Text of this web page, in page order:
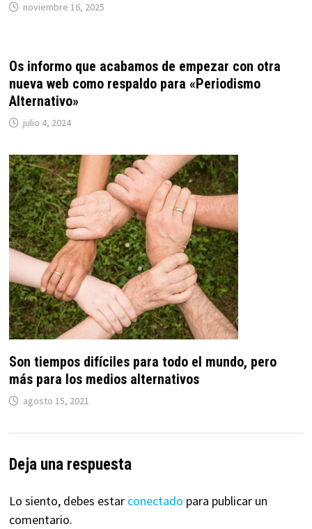
noviembre 16, 2025
Os informo que acabamos de empezar con otra
nueva web como respaldo para «Periodismo
Alternativo»
julio 4, 2024
Son tiempos difíciles para todo el mundo, pero
más para los medios alternativos
agosto 15, 2021
Deja una respuesta
Lo siento, debes estar conectado para publicar un
comentario.